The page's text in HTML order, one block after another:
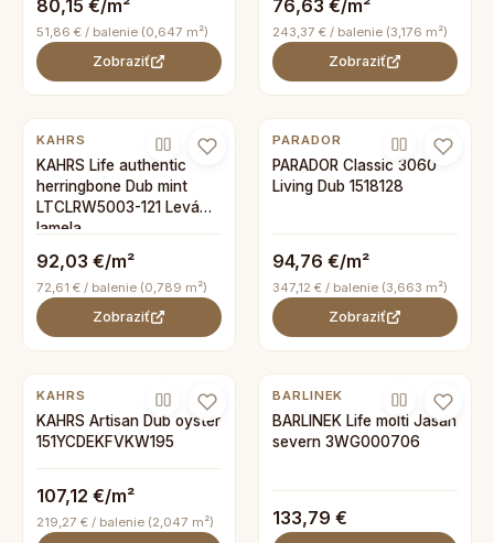
80,15 €/m²
51,86 € / balenie (0,647 m²)
Zobraziť
76,63 €/m²
243,37 € / balenie (3,176 m²)
Zobraziť
KAHRS
KAHRS Life authentic
herringbone Dub mint
LTCLRW5003-121 Levá
lamela
92,03 €/m²
72,61 € / balenie (0,789 m²)
Zobraziť
PARADOR
PARADOR Classic 3060
Living Dub 1518128
94,76 €/m²
347,12 € / balenie (3,663 m²)
Zobraziť
KAHRS
KAHRS Artisan Dub oyster
151YCDEKFVKW195
107,12 €/m²
219,27 € / balenie (2,047 m²)
BARLINEK
BARLINEK Life molti Jasan
severn 3WG000706
133,79 €